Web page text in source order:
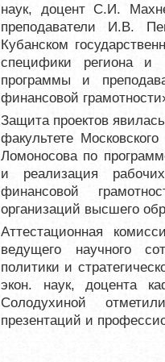
наук, доцент С.И.
преподаватели И.В.
Кубанском
специфики региона и
программы и
финансовой
Защита проектов
факультете
Ломоносова по
и реализация
финансовой
организаций высшего
Аттестационная
ведущего научного
политики и
экон. наук, доцента
Солодухиной
презентаций и